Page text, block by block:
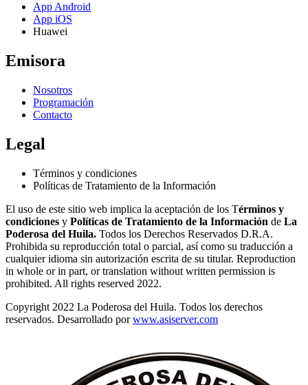
App Android
App iOS
Huawei
Emisora
Nosotros
Programación
Contacto
Legal
Términos y condiciones
Políticas de Tratamiento de la Información
El uso de este sitio web implica la aceptación de los Términos y
condiciones y Políticas de Tratamiento de la Información de La
Poderosa del Huila. Todos los Derechos Reservados D.R.A.
Prohibida su reproducción total o parcial, así como su traducción a
cualquier idioma sin autorización escrita de su titular. Reproduction
in whole or in part, or translation without written permission is
prohibited. All rights reserved 2022.
Copyright 2022 La Poderosa del Huila. Todos los derechos
reservados. Desarrollado porwww.asiserver.com